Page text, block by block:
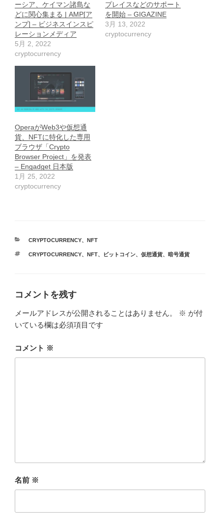
ーシア、ケイマン諸島な
どに関心集まる | AMP[ア
ンプ] – ビジネスインスピ
レーションメディア
5月 2, 2022
cryptocurrency
プレイスなどのサポート
を開始 – GIGAZINE
3月 13, 2022
cryptocurrency
OperaがWeb3や仮想通
貨、NFTに特化した専用
ブラウザ「Crypto
Browser Project」を発表
– Engadget 日本版
1月 25, 2022
cryptocurrency
カ
ゴ
CRYPTOCURRENCY、 NFT
タ
CRYPTOCURRENCY、 NFT、 ビットコイン、 仮想通貨、 暗号通貨
コメントを残す
メールアドレスが公開されることはありません。 ※ が付
いている欄は必須項目です
コメント ※
名前 ※